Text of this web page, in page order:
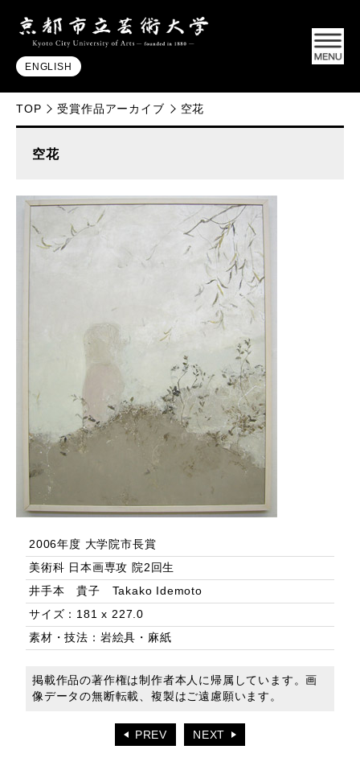
ENGLISH
TOP 受賞作品アーカイブ 空花
空花
2006年度 大学院市長賞
美術科 日本画専攻 院2回生
井手本 貴子 Takako Idemoto
サイズ：181 x 227.0
素材・技法：岩絵具・麻紙
掲載作品の著作権は制作者本人に帰属しています。画
像データの無断転載、複製はご遠慮願います。
PREV NEXT